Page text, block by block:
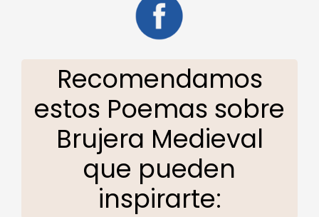
Recomendamos
estos Poemas sobre
Brujera Medieval
que pueden
inspirarte: